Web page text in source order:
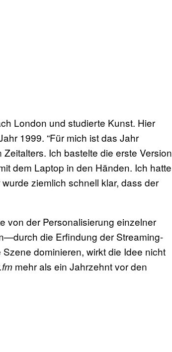
London und studierte Kunst. Hier
1999. “Für mich ist das Jahr
Ich bastelte die erste Version
dem Laptop in den Händen. Ich hatte
ziemlich schnell klar, dass der
von der Personalisierung einzelner
die Erfindung der Streaming-
dominieren, wirkt die Idee nicht
mehr als ein Jahrzehnt vor den